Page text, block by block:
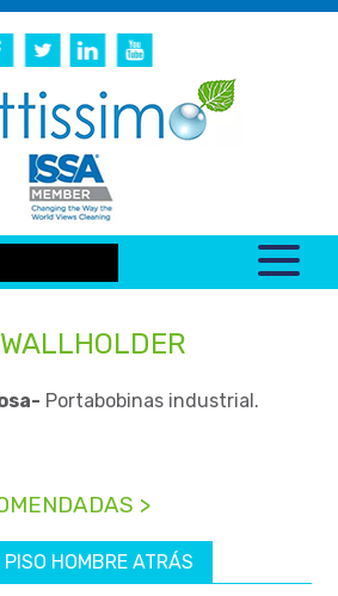
Portabobinas industrial.
>
HOMBRE ATRÁS